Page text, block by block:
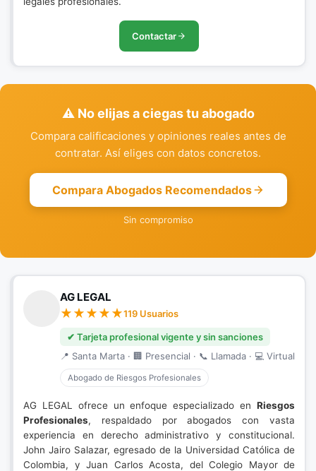
Contactar
⚠️ No elijas a ciegas tu abogado
Compara calificaciones y opiniones reales antes de
contratar. Así eliges con datos concretos.
Compara Abogados Recomendados
Sin compromiso
AG LEGAL
119 Usuarios
✔ Tarjeta profesional vigente y sin sanciones
📍 Santa Marta · 🏢 Presencial · 📞 Llamada · 💻 Virtual
Abogado de Riesgos Profesionales
AG LEGAL ofrece un enfoque especializado en Riesgos
Profesionales, respaldado por abogados con vasta
experiencia en derecho administrativo y constitucional.
John Jairo Salazar, egresado de la Universidad Católica de
Colombia, y Juan Carlos Acosta, del Colegio Mayor de